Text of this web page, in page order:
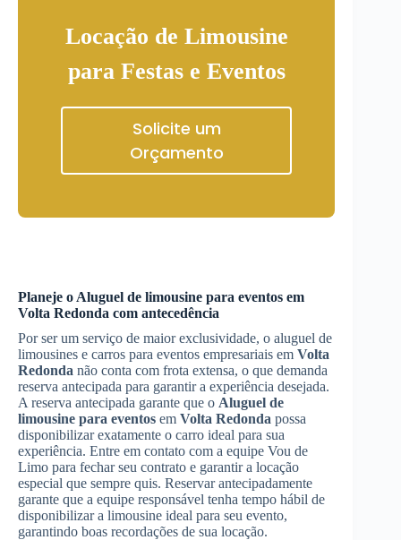
Locação de Limousine
para Festas e Eventos
Solicite um
Orçamento
Planeje o Aluguel de limousine para eventos em
Volta Redonda com antecedência
Por ser um serviço de maior exclusividade, o aluguel de
limousines e carros para eventos empresariais em Volta
Redonda não conta com frota extensa, o que demanda
reserva antecipada para garantir a experiência desejada.
A reserva antecipada garante que o Aluguel de
limousine para eventos em Volta Redonda possa
disponibilizar exatamente o carro ideal para sua
experiência. Entre em contato com a equipe Vou de
Limo para fechar seu contrato e garantir a locação
especial que sempre quis. Reservar antecipadamente
garante que a equipe responsável tenha tempo hábil de
disponibilizar a limousine ideal para seu evento,
garantindo boas recordações de sua locação.